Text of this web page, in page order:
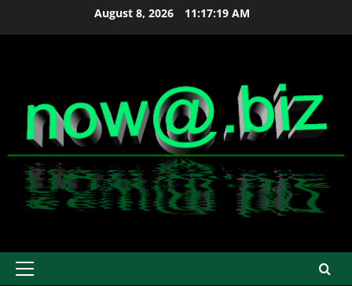
August 8, 2026 11:17:20 AM
Primäres